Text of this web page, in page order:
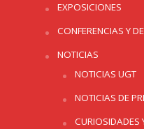
EXPOSICIONES
CONFERENCIAS Y
NOTICIAS
NOTICIAS UGT
NOTICIAS DE
CURIOSIDADES